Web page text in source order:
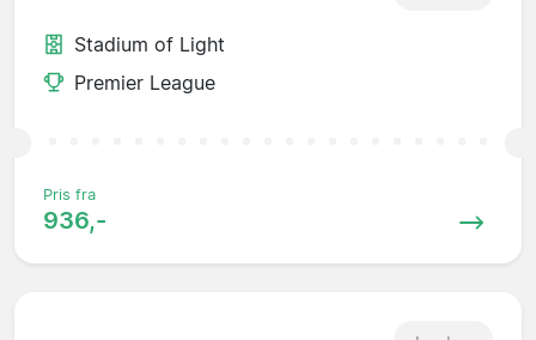
Stadium of Light
Premier League
Pris fra
936,-